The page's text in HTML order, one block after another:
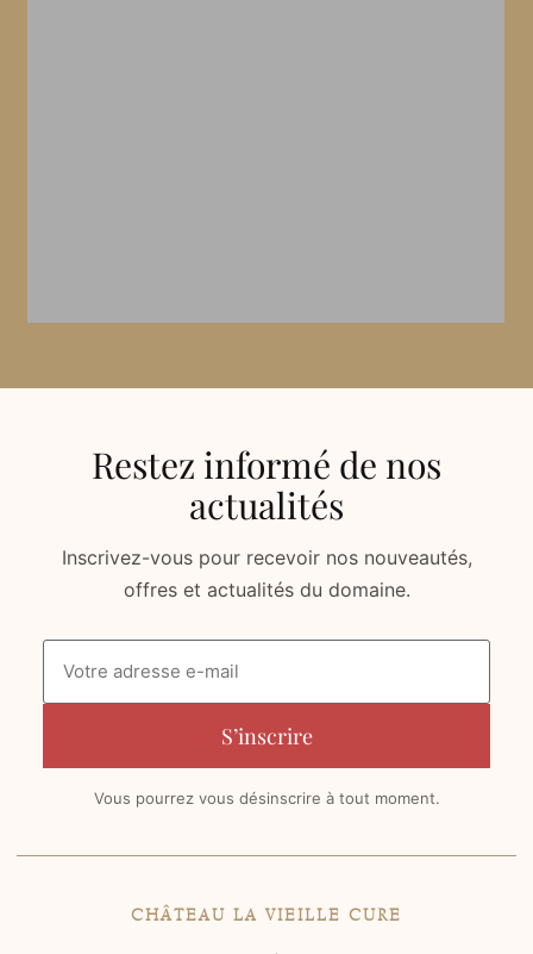
Restez informé de nos
actualités
Inscrivez-vous pour recevoir nos nouveautés,
offres et actualités du domaine.
Vous pourrez vous désinscrire à tout moment.
CHÂTEAU LA VIEILLE CURE